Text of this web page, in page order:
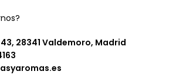
28341 Valdemoro, Madrid